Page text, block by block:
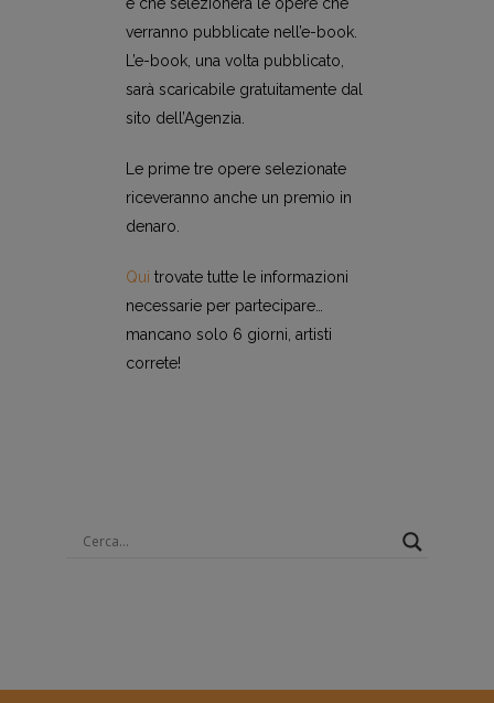
verranno pubblicate nell’e-book.
L’e-book, una volta pubblicato,
sarà scaricabile gratuitamente dal
sito dell’Agenzia.
Le prime tre opere selezionate
riceveranno anche un premio in
denaro.
Qui trovate tutte le informazioni
necessarie per partecipare…
mancano solo 6 giorni, artisti
correte!